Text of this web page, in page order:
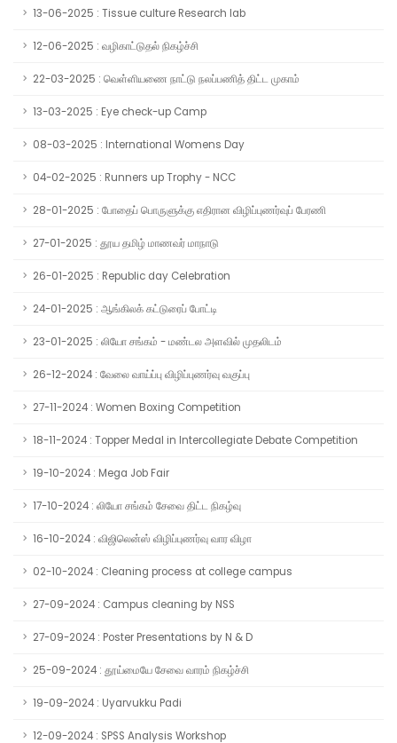
13-06-2025 : Tissue culture Research lab
12-06-2025 : வழிகாட்டுதல் நிகழ்ச்சி
22-03-2025 : வெள்ளியணை நாட்டு நலப்பணித் திட்ட முகாம்
13-03-2025 : Eye check-up Camp
08-03-2025 : International Womens Day
04-02-2025 : Runners up Trophy - NCC
28-01-2025 : போதைப் பொருளுக்கு எதிரான விழிப்புணர்வுப் பேரணி
27-01-2025 : தூய தமிழ் மாணவர் மாநாடு
26-01-2025 : Republic day Celebration
24-01-2025 : ஆங்கிலக் கட்டுரைப் போட்டி
23-01-2025 : லியோ சங்கம் - மண்டல அளவில் முதலிடம்
26-12-2024 : வேலை வாய்ப்பு விழிப்புணர்வு வகுப்பு
27-11-2024 : Women Boxing Competition
18-11-2024 : Topper Medal in Intercollegiate Debate Competition
19-10-2024 : Mega Job Fair
17-10-2024 : லியோ சங்கம் சேவை திட்ட நிகழ்வு
16-10-2024 : விஜிலென்ஸ் விழிப்புணர்வு வார விழா
02-10-2024 : Cleaning process at college campus
27-09-2024 : Campus cleaning by NSS
27-09-2024 : Poster Presentations by N & D
25-09-2024 : தூய்மையே சேவை வாரம் நிகழ்ச்சி
19-09-2024 : Uyarvukku Padi
12-09-2024 : SPSS Analysis Workshop